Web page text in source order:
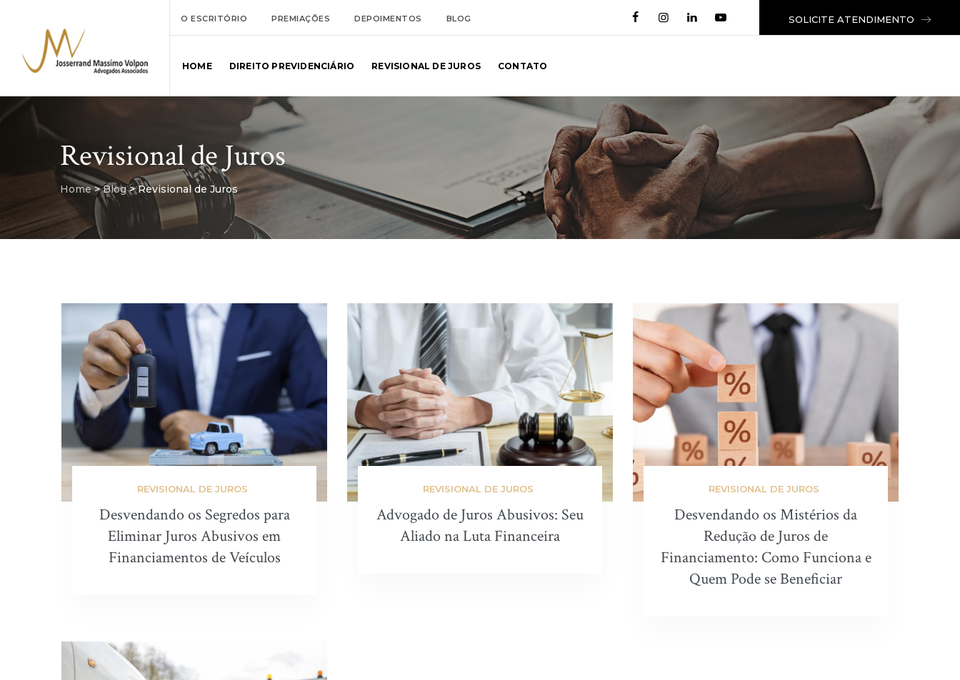
O ESCRITÓRIO PREMIAÇÕES DEPOIMENTOS BLOG SOLICITE ATENDIMENTO
HOME DIREITO PREVIDENCIÁRIO REVISIONAL DE JUROS CONTATO
Revisional de Juros
Home >Blog >Revisional de Juros
REVISIONAL DE JUROS
Desvendando os Segredos para
Eliminar Juros Abusivos em
Financiamentos de Veículos
REVISIONAL DE JUROS
Advogado de Juros Abusivos: Seu
Aliado na Luta Financeira
REVISIONAL DE JUROS
Desvendando os Mistérios da
Redução de Juros de
Financiamento: Como Funciona e
Quem Pode se Beneficiar